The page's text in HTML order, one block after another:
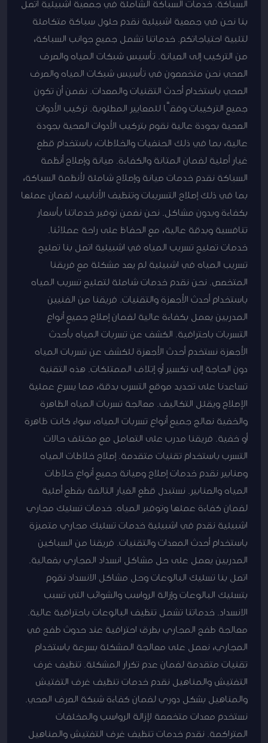
السباكة. خدمات السباكة الشاملة في جمعية اشبيلية اتصل
بنا نحن في جمعية اشبيلية نقدم حلول سباكة متكاملة
لتلبية احتياجاتكم. خدماتنا تشمل جميع جوانب السباكة،
من التركيب إلى الصيانة. تأسيس شبكات المياه والصرف
الصحي نحن متخصصون في تأسيس شبكات المياه والصرف
الصحي باستخدام أحدث التقنيات والمعدات. نضمن أن تكون
جميع التركيبات وفقًا للمعايير المطلوبة. تركيب الأدوات
الصحية بجودة عالية نقوم بتركيب الأدوات الصحية بجودة
عالية، بما في ذلك الحنفيات والخلاطات، باستخدام قطع
غيار أصلية لضمان المتانة والكفاءة. صيانة وإصلاح أنظمة
السباكة نقدم خدمات صيانة وإصلاح شاملة لأنظمة السباكة،
بما في ذلك إصلاح التسريبات وتنظيف الأنابيب، لضمان عملها
بكفاءة وبدون مشاكل. نحن نضمن توفير خدماتنا بأسعار
تنافسية وبدقة عالية، مع الحفاظ على راحة عملائنا.
خدمات تصليح تسريب المياه في اشبيلية اتصل بنا تصليح
تسريب المياه في اشبيلية لم يعد مشكلة مع فريقنا
المتخصص. نحن نقدم خدمات شاملة لتصليح تسريب المياه
باستخدام أحدث الأجهزة والتقنيات. فريقنا من الفنيين
المدربين يعمل بكفاءة عالية لضمان إصلاح جميع أنواع
التسربات باحترافية. الكشف عن تسربات المياه بأحدث
الأجهزة نستخدم أحدث الأجهزة للكشف عن تسربات المياه
دون الحاجة إلى تكسير أو إتلاف الممتلكات. هذه التقنية
تساعدنا على تحديد موقع التسرب بدقة، مما يسرع عملية
الإصلاح ويقلل التكاليف. معالجة تسربات المياه الظاهرة
والخفية نعالج جميع أنواع تسربات المياه، سواء كانت ظاهرة
أو خفية. فريقنا مدرب على التعامل مع مختلف حالات
التسرب باستخدام تقنيات متقدمة. إصلاح خلاطات المياه
وصنابير نقدم خدمات إصلاح وصيانة جميع أنواع خلاطات
المياه والصنابير. نستبدل قطع الغيار التالفة بقطع أصلية
لضمان كفاءة عملها وتوفير المياه. خدمات تسليك مجاري
اشبيلية نقدم في اشبيلية خدمات تسليك مجاري متميزة
باستخدام أحدث المعدات والتقنيات. فريقنا من السباكين
المدربين يعمل على حل مشاكل انسداد المجاري بفعالية.
اتصل بنا تسليك البالوعات وحل مشاكل الانسداد نقوم
بتسليك البالوعات وإزالة الرواسب والشوائب التي تسبب
الانسداد. خدماتنا تشمل تنظيف البالوعات باحترافية عالية.
معالجة طفح المجاري بطرق احترافية عند حدوث طفح في
المجاري، نعمل على معالجة المشكلة بسرعة باستخدام
تقنيات متقدمة لضمان عدم تكرار المشكلة. تنظيف غرف
التفتيش والمناهيل نقدم خدمات تنظيف غرف التفتيش
والمناهيل بشكل دوري لضمان كفاءة شبكة الصرف الصحي.
نستخدم معدات متخصصة لإزالة الرواسب والمخلفات
المتراكمة. نقدم خدمات تنظيف غرف التفتيش والمناهيل